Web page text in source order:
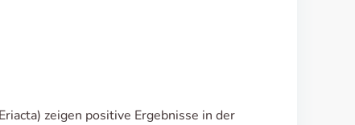
zeigen positive Ergebnisse in der